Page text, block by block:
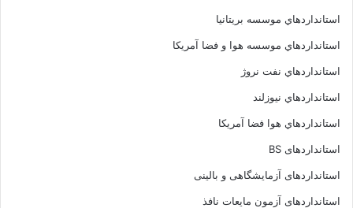
استانداردهاي موسسه بريتانيا
استانداردهاي موسسه هوا و فضا آمريکا
استانداردهاي نفت نروژ
استانداردهاي نيوزلند
استانداردهاي هوا فضا آمريکا
استانداردهای BS
استانداردهای آزمایشگاهی و بالینی
استانداردهای آزمون مایعات نافذ